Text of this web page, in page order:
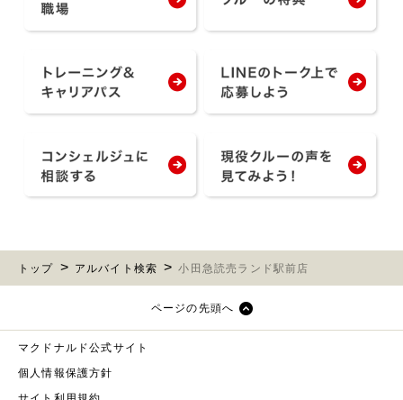
トップ アルバイト検索 小田急読売ランド駅前店
ページの先頭へ
マクドナルド公式サイト
個人情報保護方針